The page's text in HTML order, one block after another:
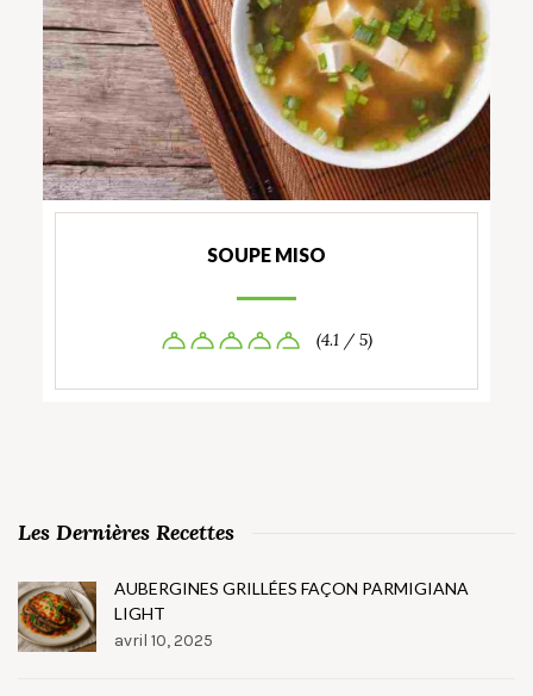
SOUPE MISO
(4.1 / 5)
Les Dernières Recettes
AUBERGINES GRILLÉES FAÇON PARMIGIANA
LIGHT
avril 10, 2025